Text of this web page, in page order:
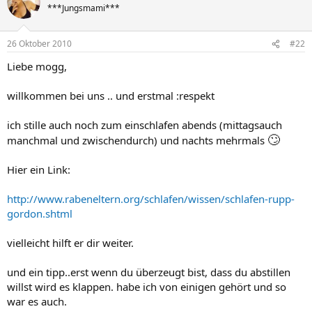
***Jungsmami***
26 Oktober 2010 #22
Liebe mogg,
willkommen bei uns .. und erstmal :respekt
ich stille auch noch zum einschlafen abends (mittagsauch
manchmal und zwischendurch) und nachts mehrmals 🙄
Hier ein Link:
http://www.rabeneltern.org/schlafen/wissen/schlafen-rupp-
gordon.shtml
vielleicht hilft er dir weiter.
und ein tipp..erst wenn du überzeugt bist, dass du abstillen
willst wird es klappen. habe ich von einigen gehört und so
war es auch.